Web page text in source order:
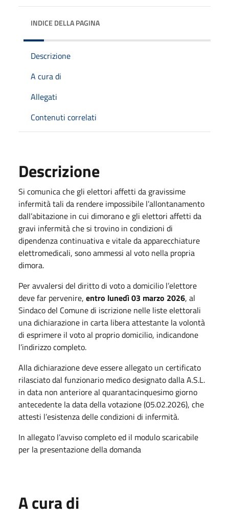
INDICE DELLA PAGINA
Descrizione
A cura di
Allegati
Contenuti correlati
Descrizione
Si comunica che gli elettori affetti da gravissime
infermità tali da rendere impossibile l’allontanamento
dall’abitazione in cui dimorano e gli elettori affetti da
gravi infermità che si trovino in condizioni di
dipendenza continuativa e vitale da apparecchiature
elettromedicali, sono ammessi al voto nella propria
dimora.
Per avvalersi del diritto di voto a domicilio l’elettore
deve far pervenire, entro lunedì 03 marzo 2026, al
Sindaco del Comune di iscrizione nelle liste elettorali
una dichiarazione in carta libera attestante la volontà
di esprimere il voto al proprio domicilio, indicandone
l’indirizzo completo.
Alla dichiarazione deve essere allegato un certificato
rilasciato dal funzionario medico designato dalla A.S.L.
in data non anteriore al quarantacinquesimo giorno
antecedente la data della votazione (05.02.2026), che
attesti l’esistenza delle condizioni di infermità.
In allegato l’avviso completo ed il modulo scaricabile
per la presentazione della domanda
A cura di